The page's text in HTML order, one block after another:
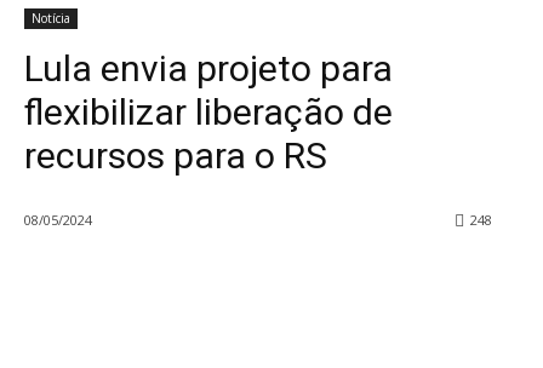
Notícia
Lula envia projeto para
flexibilizar liberação de
recursos para o RS
08/05/2024 248